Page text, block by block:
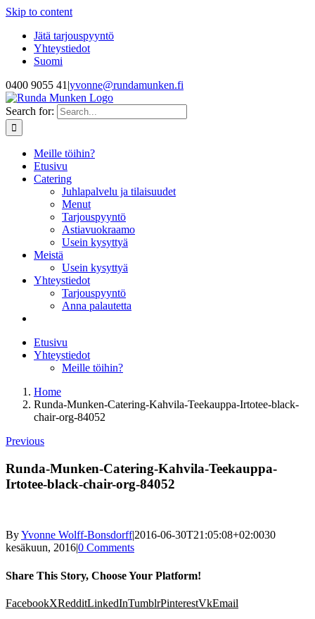
Skip to content
Jätä tarjouspyyntö
Yhteystiedot
Suomi
0400 9055 41 |yvonne@rundamunken.fi
Search for:
Meille töihin?
Etusivu
Catering
Juhlapalvelu ja tilaisuudet
Menut
Tarjouspyyntö
Astiavuokraamo
Usein kysyttyä
Meistä
Usein kysyttyä
Yhteystiedot
Tarjouspyyntö
Anna palautetta
Etusivu
Yhteystiedot
Meille töihin?
Home
Runda-Munken-Catering-Kahvila-Teekauppa-Irtotee-black-
chair-org-84052
Previous
Runda-Munken-Catering-Kahvila-Teekauppa-
Irtotee-black-chair-org-84052
ByYvonne Wolff-Bonsdorff|2016-06-30T21:05:08+02:0030
kesäkuun, 2016|0 Comments
Share This Story, Choose Your Platform!
FacebookXRedditLinkedInTumblrPinterestVkEmail